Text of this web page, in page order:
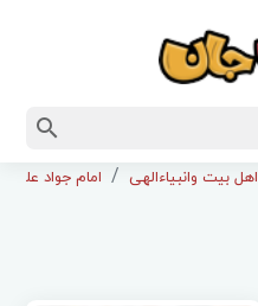
اهل بیت وانبیاءالهی امام جواد علیه